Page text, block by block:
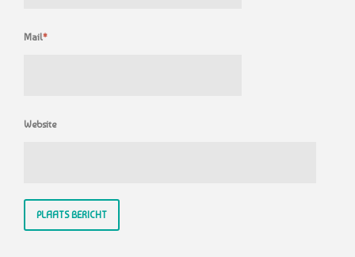
Mail*
Website